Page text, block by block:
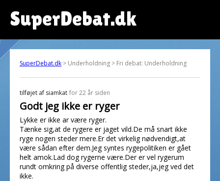
SuperDebat.dk
SuperDebat.dk > Underholdning > Fri debat: Underholdning
tilføjet af siamkat for 22 år siden
Godt jeg ikke er ryger
Lykke er ikke ar være ryger.
Tænke sig,at de rygere er jaget vild.De må snart ikke
ryge nogen steder mere.Er det virkelig nødvendigt,at
være sådan efter dem.Jeg syntes rygepolitiken er gået
helt amok.Lad dog rygerne være.Der er vel rygerum
rundt omkring på diverse offentlig steder,ja,jeg ved det
ikke.